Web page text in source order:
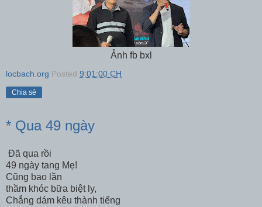
Ảnh fb bxl
locbach.org Posted 9:01:00 CH
Chia sẻ
* Qua 49 ngày
Đã qua rồi
49 ngày tang Mẹ!
Cũng bao lần
thầm khóc bữa biệt ly,
Chẳng dám kêu thành tiếng